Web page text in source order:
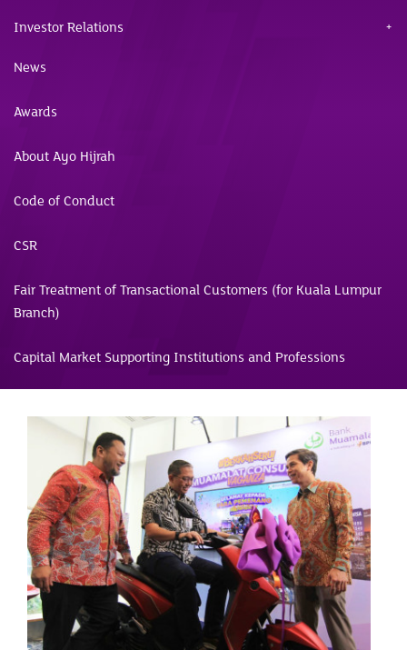
Investor Relations
News
Awards
About Ayo Hijrah
Code of Conduct
CSR
Fair Treatment of Transactional Customers (for Kuala Lumpur
Branch)
Capital Market Supporting Institutions and Professions